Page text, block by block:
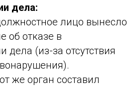
дела:
лицо вынесло
об отказе в
дела (из-за отсутствия
же орган составил